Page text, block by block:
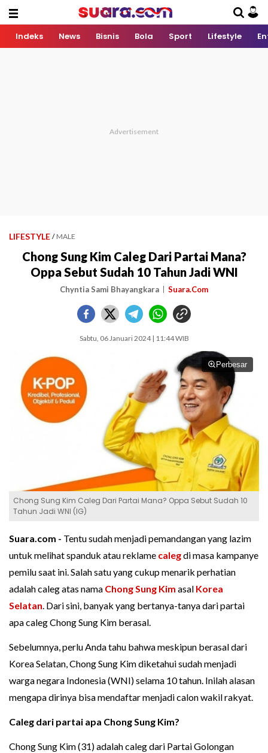
Indeks News Bisnis Bola Sport Lifestyle
LIFESTYLE / MALE
Chong Sung Kim Caleg Dari Partai Mana?
Oppa Sebut Sudah 10 Tahun Jadi WNI
Chyntia Sami Bhayangkara Suara.Com
Sabtu, 06 Januari 2024 | 11:44 WIB
Perbesar
Chong Sung Kim Caleg Dari Partai Mana? Oppa Sebut Sudah 10
Tahun Jadi WNI (IG)
Suara.com - Tentu sudah menjadi pemandangan yang lazim
untuk melihat spanduk atau reklame calegdi masa kampanye
pemilu saat ini. Salah satu yang cukup menarik perhatian
adalah caleg atas nama Chong Sung Kim asal Korea
Selatan. Dari sini, banyak yang bertanya-tanya dari partai
apa caleg Chong Sung Kim berasal.
Sebelumnya, perlu Anda tahu bahwa meskipun berasal dari
Korea Selatan, Chong Sung Kim diketahui sudah menjadi
warga negara Indonesia (WNI) selama 10 tahun. Inilah alasan
mengapa dirinya bisa mendaftar menjadi calon wakil rakyat.
Caleg dari partai apa Chong Sung Kim?
Chong Sung Kim (31) adalah caleg dari Partai Golongan